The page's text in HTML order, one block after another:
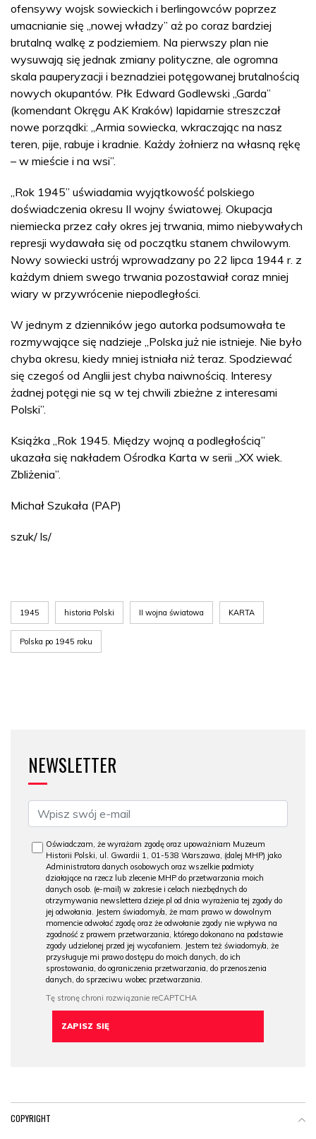
ofensywy wojsk sowieckich i berlingowców poprzez
umacnianie się „nowej władzy” aż po coraz bardziej
brutalną walkę z podziemiem. Na pierwszy plan nie
wysuwają się jednak zmiany polityczne, ale ogromna
skala pauperyzacji i beznadziei potęgowanej brutalnością
nowych okupantów. Płk Edward Godlewski „Garda”
(komendant Okręgu AK Kraków) lapidarnie streszczał
nowe porządki: „Armia sowiecka, wkraczając na nasz
teren, pije, rabuje i kradnie. Każdy żołnierz na własną rękę
– w mieście i na wsi”.
„Rok 1945” uświadamia wyjątkowość polskiego
doświadczenia okresu II wojny światowej. Okupacja
niemiecka przez cały okres jej trwania, mimo niebywałych
represji wydawała się od początku stanem chwilowym.
Nowy sowiecki ustrój wprowadzany po 22 lipca 1944 r. z
każdym dniem swego trwania pozostawiał coraz mniej
wiary w przywrócenie niepodległości.
W jednym z dzienników jego autorka podsumowała te
rozmywające się nadzieje „Polska już nie istnieje. Nie było
chyba okresu, kiedy mniej istniała niż teraz. Spodziewać
się czegoś od Anglii jest chyba naiwnością. Interesy
żadnej potęgi nie są w tej chwili zbieżne z interesami
Polski”.
Książka „Rok 1945. Między wojną a podległością”
ukazała się nakładem Ośrodka Karta w serii „XX wiek.
Zbliżenia”.
Michał Szukała (PAP)
szuk/ ls/
1945 historia Polski II wojna światowa KARTA
Polska po 1945 roku
NEWSLETTER
Oświadczam, że wyrażam zgodę oraz upoważniam Muzeum
Historii Polski, ul. Gwardii 1, 01-538 Warszawa, (dalej MHP) jako
Administratora danych osobowych oraz wszelkie podmioty
działające na rzecz lub zlecenie MHP do przetwarzania moich
danych osob. (e-mail) w zakresie i celach niezbędnych do
otrzymywania newslettera dzieje.pl od dnia wyrażenia tej zgody do
jej odwołania. Jestem świadomy/a, że mam prawo w dowolnym
momencie odwołać zgodę oraz że odwołanie zgody nie wpływa na
zgodność z prawem przetwarzania, którego dokonano na podstawie
zgody udzielonej przed jej wycofaniem. Jestem też świadomy/a, że
przysługuje mi prawo dostępu do moich danych, do ich
sprostowania, do ograniczenia przetwarzania, do przenoszenia
danych, do sprzeciwu wobec przetwarzania.
COPYRIGHT